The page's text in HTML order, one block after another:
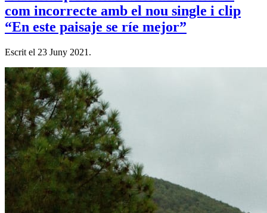
com incorrecte amb el nou single i clip
“En este paisaje se ríe mejor”
Escrit el 23 Juny 2021 .